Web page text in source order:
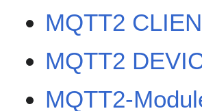
MQTT2
MQTT2
MQTT2-